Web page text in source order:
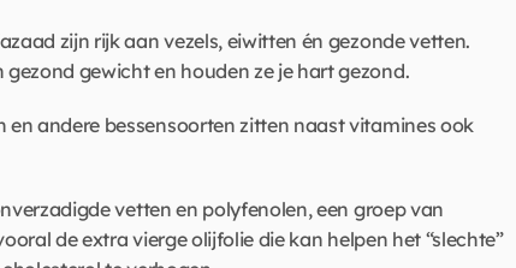
zijn rijk aan vezels, eiwitten én gezonde vetten.
gewicht en houden ze je hart gezond.
en andere bessensoorten zitten naast vitamines ook
vetten en polyfenolen, een groep van
de extra vierge olijfolie die kan helpen het “slechte”